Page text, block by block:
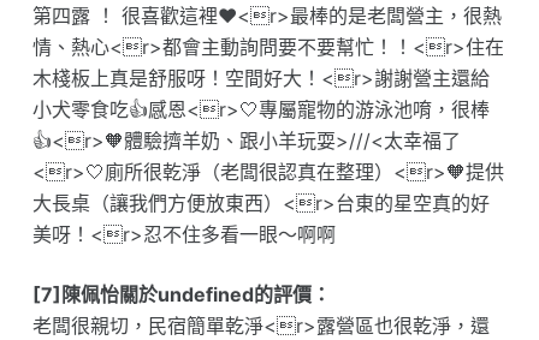
第四露 ！ 很喜歡這裡❤️<r>最棒的是老闆營主，很熱
情、熱心<r>都會主動詢問要不要幫忙！！<r>住在
木棧板上真是舒服呀！空間好大！<r>謝謝營主還給
小犬零食吃👍感恩<r>🤍專屬寵物的游泳池唷，很棒
👍<r>🧡體驗擠羊奶、跟小羊玩耍>///<太幸福了
<r>🤍廁所很乾淨（老闆很認真在整理）<r>🧡提供
大長桌（讓我們方便放東西）<r>台東的星空真的好
美呀！<r>忍不住多看一眼～啊啊
[7]陳佩怡關於undefined的評價：
老闆很親切，民宿簡單乾淨<r>露營區也很乾淨，還